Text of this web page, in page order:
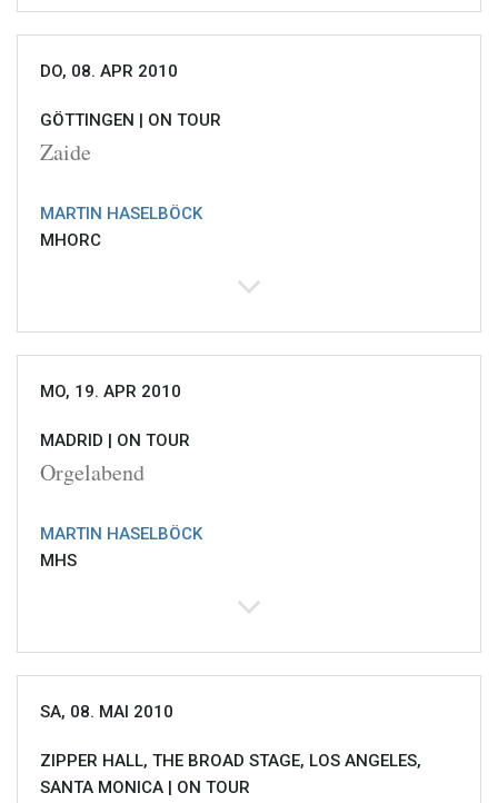
DO, 08. APR 2010
GÖTTINGEN | ON TOUR
Zaide
MARTIN HASELBÖCK
MHORC
MO, 19. APR 2010
MADRID | ON TOUR
Orgelabend
MARTIN HASELBÖCK
MHS
SA, 08. MAI 2010
ZIPPER HALL, THE BROAD STAGE, LOS ANGELES,
SANTA MONICA | ON TOUR